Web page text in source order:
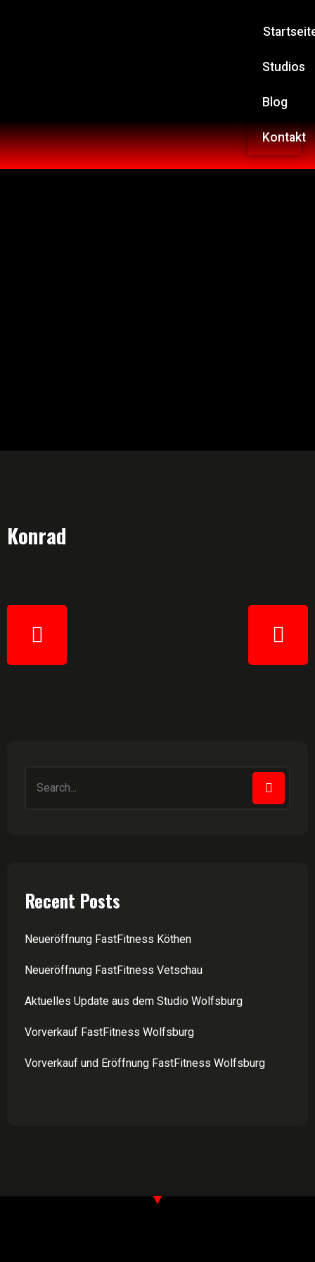
Studios
Blog
Kontakt
Konrad
Recent Posts
Neueröffnung FastFitness Köthen
Neueröffnung FastFitness Vetschau
Aktuelles Update aus dem Studio Wolfsburg
Vorverkauf FastFitness Wolfsburg
Vorverkauf und Eröffnung FastFitness Wolfsburg